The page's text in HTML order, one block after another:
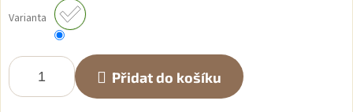
cena:
Varianta
Přidat do košíku